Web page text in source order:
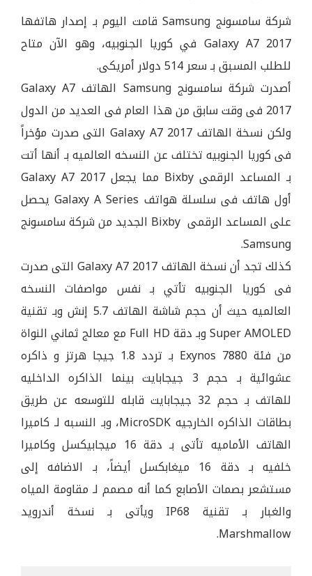
شركة سامسونج Samsung قامت اليوم بـ إصدار هاتفها
Galaxy A7 2017 في كوريا الجنوبيه، وهو الآن متاح
للطلب المسبق بـ سعر 514 دولار أمريكى.
أصدرت شركة سامسونج Samsung الهاتف Galaxy A7
2017 فى وقت سابق من هذا العام فى العديد من الدول
ولكن نسخة الهاتف Galaxy A7 2017 التى صدرت مؤخراً
فى كوريا الجنوبيه تختلف عن النسخه العالميه بـ أنها أتت
بـ المساعد الرقمى Bixby مما يجعل Galaxy A7 2017
أول هاتف فى سلسلة هواتف Galaxy A Series يحصل
على المساعد الرقمى Bixby الجديد من شركة سامسونج
Samsung.
كذلك تجد أن نسخة الهاتف Galaxy A7 2017 التى صدرت
فى كوريا الجنوبيه تأتي بـ نفس مواصفات النسخه
العالميه حيث أن حجم شاشة الهاتف 5.7 إنش وبـ تقنية
Super AMOLED وبـ دقة Full HD مع معالج ثماني النواة
من فئة Exynos 7880 بـ تردد 1.8 جيجا هرتز و ذاكره
عشوائية بـ حجم 3 جيجابايت بينما الذاكره الداخليه
للهاتف بـ حجم 32 جيجابايت قابله للتوسعه عن طريق
بطاقات الذاكره الخارجيه MicroSDK، وبـ النسبه لـ كاميرا
الهاتف الأماميه تأتى بـ دقة 16 ميجابيكسل وكاميرا
خلفيه بـ دقة 16 ميغابكسل أيضاً، بـ الاضافه إلى
مستشعر بصمات الأصابع كما أنه مصمم لـ مقاومة المياه
والغبار بـ تقنية IP68 ويأتى بـ نسخة أندرويد
Marshmallow.